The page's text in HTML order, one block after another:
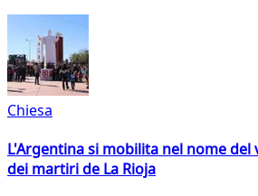
Chiesa
L'Argentina si mobilita nel nome del
dei martiri de La Rioja